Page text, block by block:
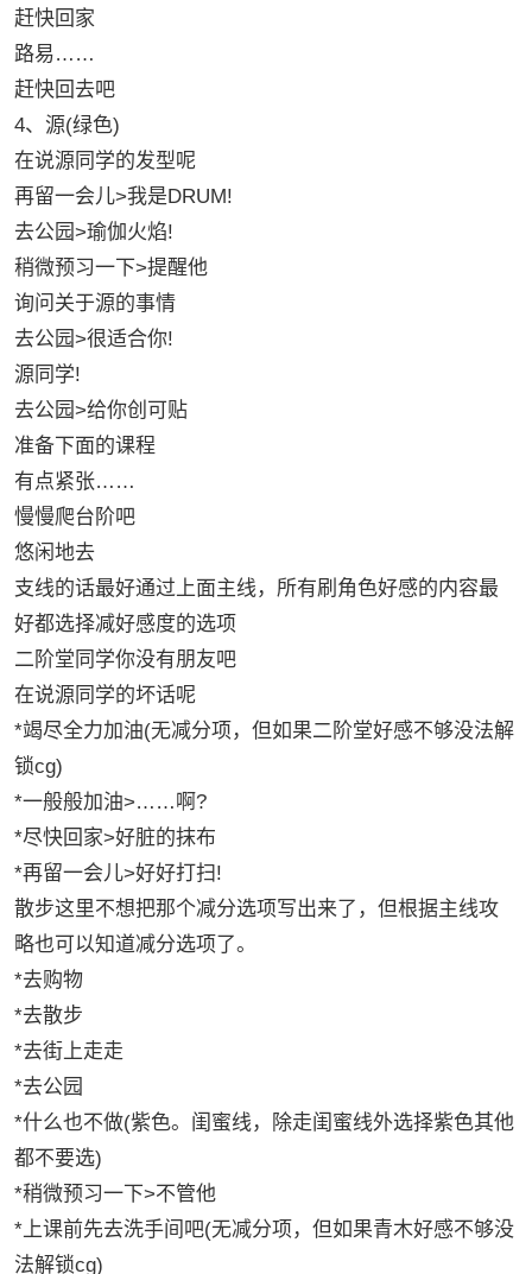
赶快回家
路易……
赶快回去吧
4、源(绿色)
在说源同学的发型呢
再留一会儿>我是DRUM!
去公园>瑜伽火焰!
稍微预习一下>提醒他
询问关于源的事情
去公园>很适合你!
源同学!
去公园>给你创可贴
准备下面的课程
有点紧张……
慢慢爬台阶吧
悠闲地去
支线的话最好通过上面主线，所有刷角色好感的内容最
好都选择减好感度的选项
二阶堂同学你没有朋友吧
在说源同学的坏话呢
*竭尽全力加油(无减分项，但如果二阶堂好感不够没法解
锁cg)
*一般般加油>……啊?
*尽快回家>好脏的抹布
*再留一会儿>好好打扫!
散步这里不想把那个减分选项写出来了，但根据主线攻
略也可以知道减分选项了。
*去购物
*去散步
*去街上走走
*去公园
*什么也不做(紫色。闺蜜线，除走闺蜜线外选择紫色其他
都不要选)
*稍微预习一下>不管他
*上课前先去洗手间吧(无减分项，但如果青木好感不够没
法解锁cg)